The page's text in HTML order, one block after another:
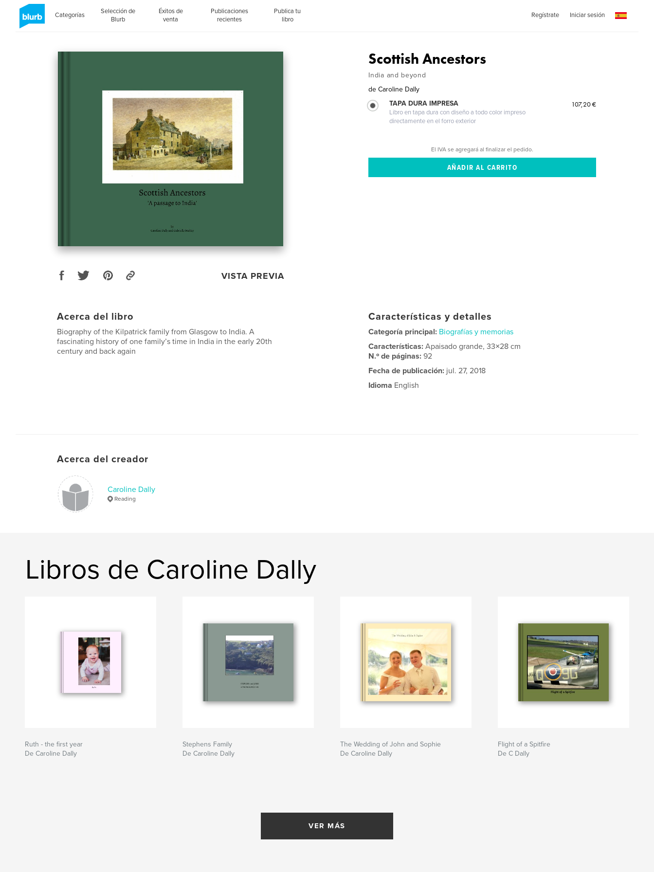
Categorías
Selección de
Blurb
Éxitos de
venta
Publicaciones
recientes
Publica tu
libro
Regístrate Iniciar sesión
VISTA PREVIA
Scottish Ancestors
India and beyond
de Caroline Dally
TAPA DURA IMPRESA
Libro en tapa dura con diseño a todo color impreso
directamente en el forro exterior
107,20 €
El IVA se agregará al finalizar el pedido.
Acerca del libro
Biography of the Kilpatrick family from Glasgow to India. A
fascinating history of one family’s time in India in the early 20th
century and back again
Características y detalles
Categoría principal: Biografías y memorias
Características:Apaisado grande, 33×28 cm
N.º de páginas:92
Fecha de publicación: jul. 27, 2018
Idioma English
Acerca del creador
Caroline Dally
Reading
Libros de Caroline Dally
Ruth - the first year
De Caroline Dally
Stephens Family
De Caroline Dally
The Wedding of John and Sophie
De Caroline Dally
Flight of a Spitfire
De C Dally
VER MÁS